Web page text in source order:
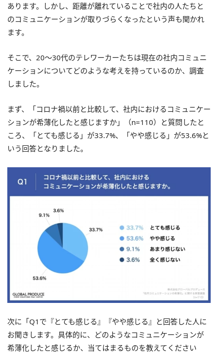
あります。しかし、距離が離れていることで社内の人たちと
のコミュニケーションが取りづらくなったという声も聞かれ
ます。
そこで、20～30代のテレワーカーたちは現在の社内コミュニ
ケーションについてどのような考えを持っているのか、調査
しました。
まず、「コロナ禍以前と比較して、社内におけるコミュニケー
ションが希薄化したと感じますか」（n=110）と質問したと
ころ、「とても感じる」が33.7%、「やや感じる」が53.6%と
いう回答となりました。
次に「Q1で『とても感じる』『やや感じる』と回答した人に
お聞きします。具体的に、どのようなコミュニケーションが
希薄化したと感じるか、当てはまるものを教えてください